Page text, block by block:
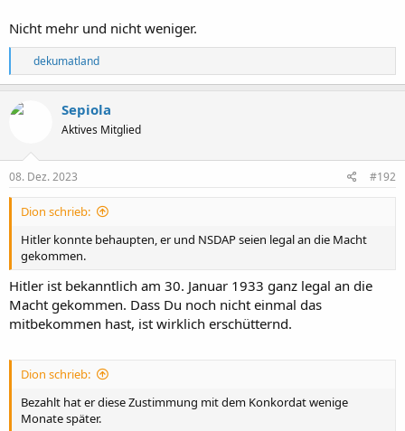
Nicht mehr und nicht weniger.
R
e
a
n
e
dekumatland
Sepiola
Aktives Mitglied
08. Dez. 2023 #192
Dion schrieb:
Hitler konnte behaupten, er und NSDAP seien legal an die Macht
gekommen.
Hitler ist bekanntlich am 30. Januar 1933 ganz legal an die
Macht gekommen. Dass Du noch nicht einmal das
mitbekommen hast, ist wirklich erschütternd.
Dion schrieb:
Bezahlt hat er diese Zustimmung mit dem Konkordat wenige
Monate später.